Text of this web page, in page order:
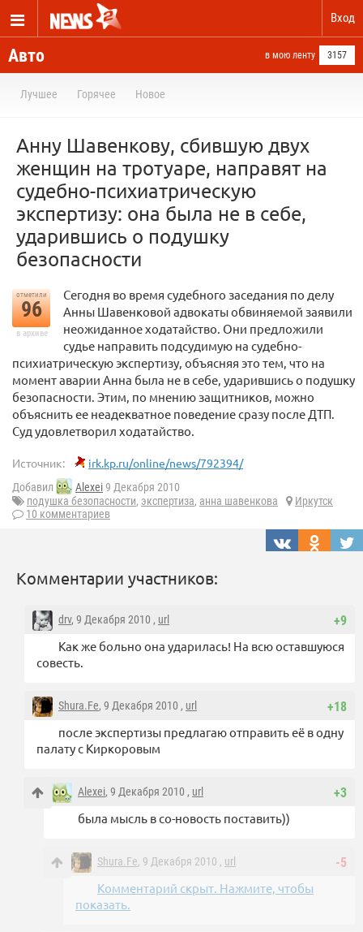
Вход
Авто в мою ленту 3157
Лучшее Горячее Новое
Анну Шавенкову, сбившую двух
женщин на тротуаре, направят на
судебно-психиатрическую
экспертизу: она была не в себе,
ударившись о подушку
безопасности
отметили
96
в архиве
Сегодня во время судебного заседания по делу
Анны Шавенковой адвокаты обвиняемой заявили
неожиданное ходатайство. Они предложили
судье направить подсудимую на судебно-
психиатрическую экспертизу, объясняя это тем, что на
момент аварии Анна была не в себе, ударившись о подушку
безопасности. Этим, по мнению защитников, можно
объяснить ее неадекватное поведение сразу после ДТП.
Суд удовлетворил ходатайство.
Источник: irk.kp.ru/online/news/792394/
Добавил Alexei9 Декабря 2010
подушка безопасности, экспертиза, анна шавенкова
Иркутск
10 комментариев
Комментарии участников:
+9
drv, 9 Декабря 2010 , url
Как же больно она ударилась! На всю оставшуюся
совесть.
+18
Shura.Fe, 9 Декабря 2010 , url
после экспертизы предлагаю отправить её в одну
палату с Киркоровым
+3
Alexei, 9 Декабря 2010 , url
была мысль в со-новость поставить))
-5
Shura.Fe, 9 Декабря 2010 , url
Комментарий скрыт. Нажмите, чтобы
показать.